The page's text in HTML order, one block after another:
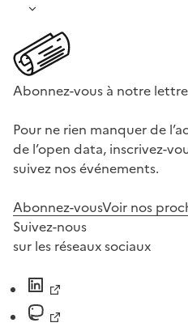
Abonnez-vous à notre
Pour ne rien manquer de
de l’open data, inscrivez-
suivez nos événements.
Abonnez-vousVoir nos
Suivez-nous
sur les réseaux sociaux